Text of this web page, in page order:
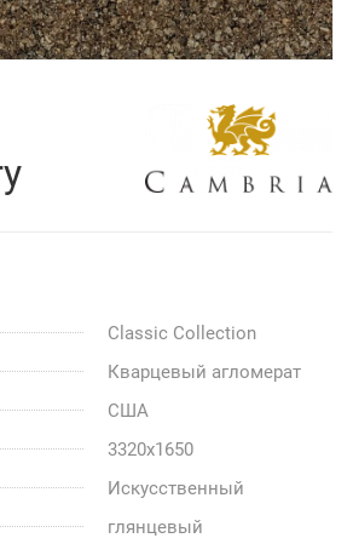
Classic Collection
Кварцевый агломерат
США
3320x1650
Искусственный
глянцевый